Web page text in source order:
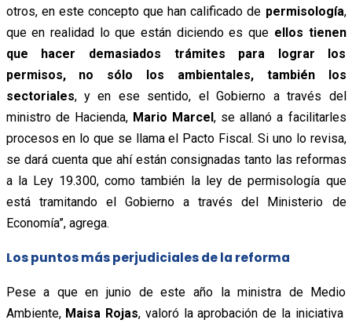
otros, en este concepto que han calificado de permisología,
que en realidad lo que están diciendo es que ellos tienen
que hacer demasiados trámites para lograr los
permisos, no sólo los ambientales, también los
sectoriales, y en ese sentido, el Gobierno a través del
ministro de Hacienda, Mario Marcel, se allanó a facilitarles
procesos en lo que se llama el Pacto Fiscal. Si uno lo revisa,
se dará cuenta que ahí están consignadas tanto las reformas
a la Ley 19.300, como también la ley de permisología que
está tramitando el Gobierno a través del Ministerio de
Economía”, agrega.
Los puntos más perjudiciales de la reforma
Pese a que en junio de este año la ministra de Medio
Ambiente, Maisa Rojas, valoró la aprobación de la iniciativa